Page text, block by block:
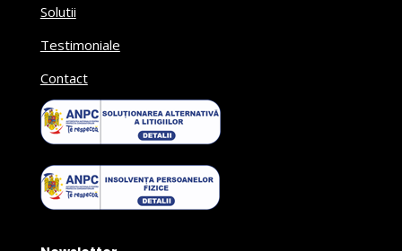
Solutii
Testimoniale
Contact